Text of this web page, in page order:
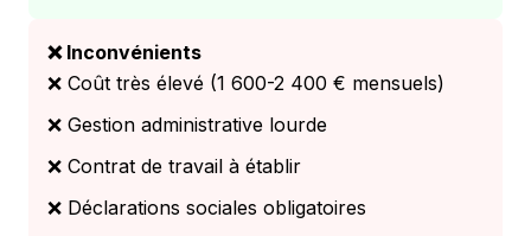
❌ Inconvénients
❌ Coût très élevé (1 600-2 400 € mensuels)
❌ Gestion administrative lourde
❌ Contrat de travail à établir
❌ Déclarations sociales obligatoires